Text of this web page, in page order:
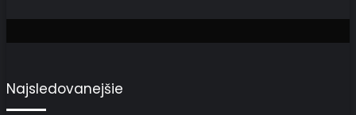
Najsledovanejšie